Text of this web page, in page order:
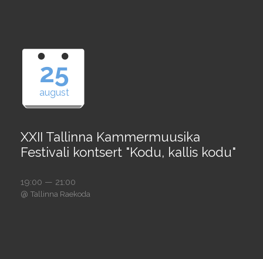
25
august
XXII Tallinna Kammermuusika
Festivali kontsert "Kodu, kallis kodu"
19:00 — 21:00
@ Tallinna Raekoda